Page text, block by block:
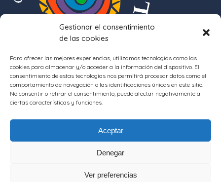
Gestionar el consentimiento
de las cookies
Para ofrecer las mejores experiencias, utilizamos tecnologías como las
cookies para almacenar y/o acceder a la información del dispositivo. El
consentimiento de estas tecnologías nos permitirá procesar datos como el
comportamiento de navegación o las identificaciones únicas en este sitio.
No consentir o retirar el consentimiento, puede afectar negativamente a
ciertas características y funciones.
Aceptar
Denegar
Ver preferencias